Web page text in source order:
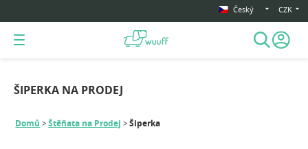
Český CZK
ŠIPERKA NA PRODEJ
Domů Štěňata na Prodej Šiperka